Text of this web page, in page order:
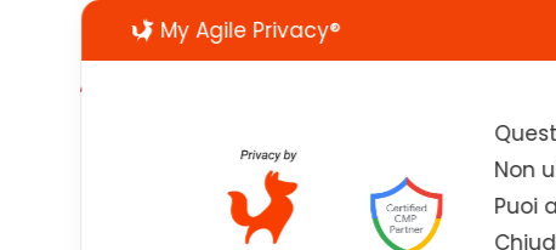
My Agile Privacy®
Non
Puoi